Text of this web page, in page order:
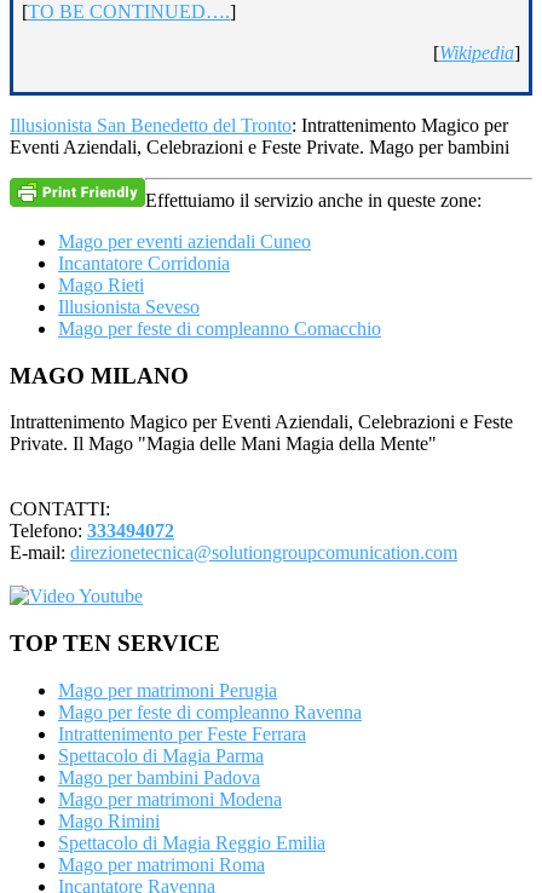
[TO BE CONTINUED….]
[Wikipedia]
Illusionista San Benedetto del Tronto: Intrattenimento Magico per
Eventi Aziendali, Celebrazioni e Feste Private. Mago per bambini
Effettuiamo il servizio anche in queste zone:
Mago per eventi aziendali Cuneo
Incantatore Corridonia
Mago Rieti
Illusionista Seveso
Mago per feste di compleanno Comacchio
Footer
MAGO MILANO
Intrattenimento Magico per Eventi Aziendali, Celebrazioni e Feste
Private. Il Mago "Magia delle Mani Magia della Mente"
CONTATTI:
Telefono: 333494072
E-mail: direzionetecnica@solutiongroupcomunication.com
TOP TEN SERVICE
Mago per matrimoni Perugia
Mago per feste di compleanno Ravenna
Intrattenimento per Feste Ferrara
Spettacolo di Magia Parma
Mago per bambini Padova
Mago per matrimoni Modena
Mago Rimini
Spettacolo di Magia Reggio Emilia
Mago per matrimoni Roma
Incantatore Ravenna